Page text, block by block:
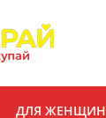
ДЛЯ ЖЕНЩИН